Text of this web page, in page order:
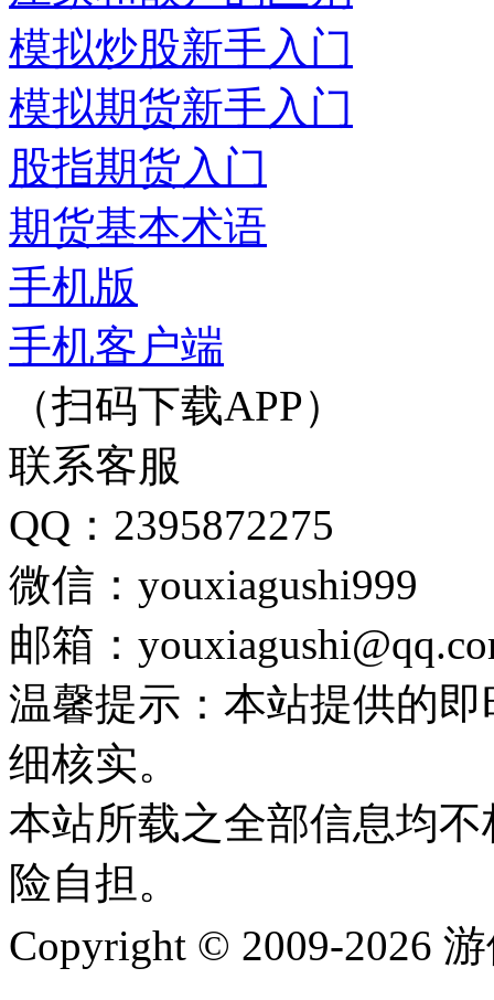
模拟炒股新手入门
模拟期货新手入门
股指期货入门
期货基本术语
手机版
手机客户端
（扫码下载APP）
联系客服
QQ：2395872275
微信：youxiagushi999
邮箱：
温馨提示：本站提供的
细核实。
本站所载之全部信息均
险自担。
Copyright © 2009-2026